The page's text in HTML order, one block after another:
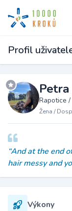
Profil
Petra
Rapotice
Žena /
“And at the end
hair messy and
Výkony